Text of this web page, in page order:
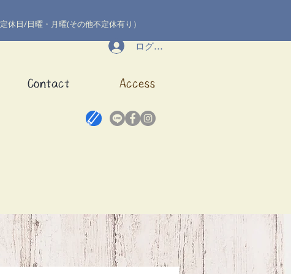
定休日/日曜・月曜(その他不定休有り）​
Contact Access
ログイン